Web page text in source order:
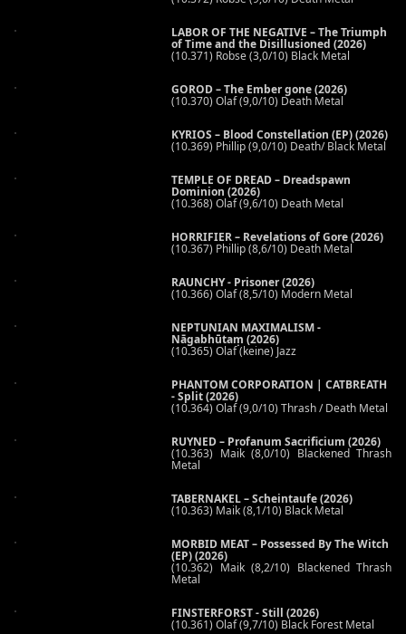
LABOR OF THE NEGATIVE – The Triumph
of Time and the Disillusioned (2026)
(10.371) Robse (3,0/10) Black Metal
GOROD – The Ember gone (2026)
(10.370) Olaf (9,0/10) Death Metal
KYRIOS – Blood Constellation (EP) (2026)
(10.369) Phillip (9,0/10) Death/ Black Metal
TEMPLE OF DREAD – Dreadspawn
Dominion (2026)
(10.368) Olaf (9,6/10) Death Metal
HORRIFIER – Revelations of Gore (2026)
(10.367) Phillip (8,6/10) Death Metal
RAUNCHY - Prisoner (2026)
(10.366) Olaf (8,5/10) Modern Metal
NEPTUNIAN MAXIMALISM -
Nāgabhūtaṃ (2026)
(10.365) Olaf (keine) Jazz
PHANTOM CORPORATION | CATBREATH
- Split (2026)
(10.364) Olaf (9,0/10) Thrash / Death Metal
RUYNED – Profanum Sacrificium (2026)
(10.363) Maik (8,0/10) Blackened Thrash
Metal
TABERNAKEL – Scheintaufe (2026)
(10.363) Maik (8,1/10) Black Metal
MORBID MEAT – Possessed By The Witch
(EP) (2026)
(10.362) Maik (8,2/10) Blackened Thrash
Metal
FINSTERFORST - Still (2026)
(10.361) Olaf (9,7/10) Black Forest Metal